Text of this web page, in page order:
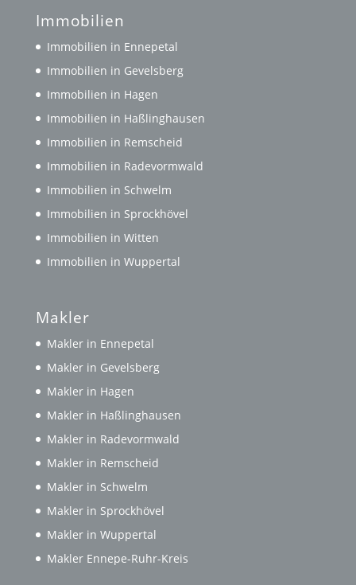
Immobilien
Immobilien in Ennepetal
Immobilien in Gevelsberg
Immobilien in Hagen
Immobilien in Haßlinghausen
Immobilien in Remscheid
Immobilien in Radevormwald
Immobilien in Schwelm
Immobilien in Sprockhövel
Immobilien in Witten
Immobilien in Wuppertal
Makler
Makler in Ennepetal
Makler in Gevelsberg
Makler in Hagen
Makler in Haßlinghausen
Makler in Radevormwald
Makler in Remscheid
Makler in Schwelm
Makler in Sprockhövel
Makler in Wuppertal
Makler Ennepe-Ruhr-Kreis